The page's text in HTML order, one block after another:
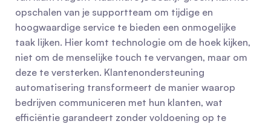
opschalen van je supportteam om tijdige en
hoogwaardige service te bieden een onmogelijke
taak lijken. Hier komt technologie om de hoek kijken,
niet om de menselijke touch te vervangen, maar om
deze te versterken. Klantenondersteuning
automatisering transformeert de manier waarop
bedrijven communiceren met hun klanten, wat
efficiëntie garandeert zonder voldoening op te